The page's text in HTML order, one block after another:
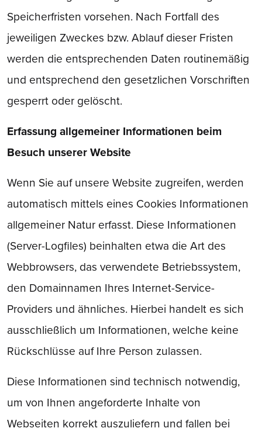
Speicherfristen vorsehen. Nach Fortfall des
jeweiligen Zweckes bzw. Ablauf dieser Fristen
werden die entsprechenden Daten routinemäßig
und entsprechend den gesetzlichen Vorschriften
gesperrt oder gelöscht.
Erfassung allgemeiner Informationen beim
Besuch unserer Website
Wenn Sie auf unsere Website zugreifen, werden
automatisch mittels eines Cookies Informationen
allgemeiner Natur erfasst. Diese Informationen
(Server-Logfiles) beinhalten etwa die Art des
Webbrowsers, das verwendete Betriebssystem,
den Domainnamen Ihres Internet-Service-
Providers und ähnliches. Hierbei handelt es sich
ausschließlich um Informationen, welche keine
Rückschlüsse auf Ihre Person zulassen.
Diese Informationen sind technisch notwendig,
um von Ihnen angeforderte Inhalte von
Webseiten korrekt auszuliefern und fallen bei